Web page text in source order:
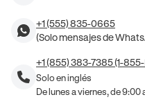
+1 (555) 835-0665
(Solo mensajes de
+1 (855) 383-7385 (1-855-
Solo en inglés
De lunes a viernes, de 9:00